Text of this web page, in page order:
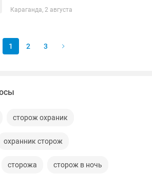
Караганда, 2 августа
1 2 3
сторож охраник
охранник сторож
сторожа сторож в ночь